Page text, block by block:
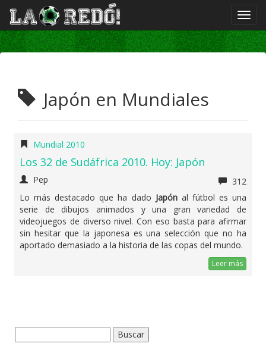
Japón en Mundiales
Mundial 2010
Los 32 de Sudáfrica 2010. Hoy: Japón
Pep
312
Lo más destacado que ha dado Japónal fútbol es una
serie de dibujos animados y una gran variedad de
videojuegos de diverso nivel. Con eso basta para afirmar
sin hesitar que la japonesa es una selección que no ha
aportado demasiado a la historia de las copas del mundo.
Leer más